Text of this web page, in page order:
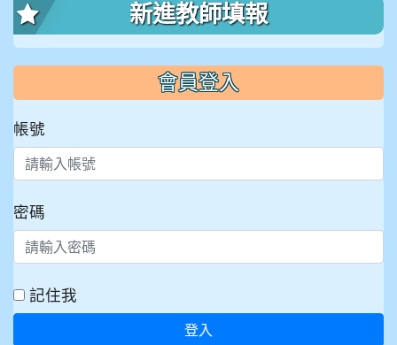
新進教師填報
會員登入
帳號
密碼
記住我
登入